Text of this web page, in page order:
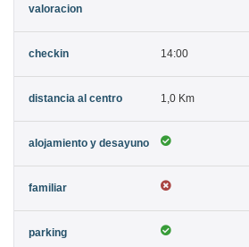
14:00
1,0 Km